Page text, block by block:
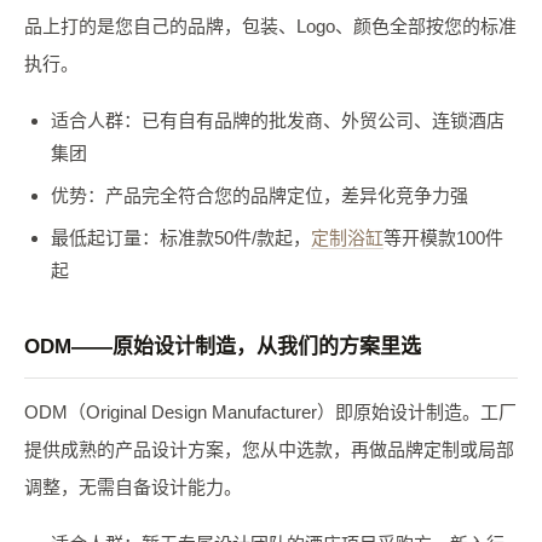
品上打的是您自己的品牌，包装、Logo、颜色全部按您的标准
执行。
适合人群：已有自有品牌的批发商、外贸公司、连锁酒店
集团
优势：产品完全符合您的品牌定位，差异化竞争力强
最低起订量：标准款50件/款起， 定制浴缸等开模款100件
起
ODM——原始设计制造，从我们的方案里选
ODM（Original Design Manufacturer）即原始设计制造。工厂
提供成熟的产品设计方案，您从中选款，再做品牌定制或局部
调整，无需自备设计能力。